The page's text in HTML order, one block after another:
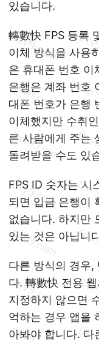
있습니다.
轉數快 FPS 등록
이체 방식을 사용
은 휴대폰 번호 이
은행은 계좌 번호
대폰 번호가 은행
이체했지만 수취
른 사람에게 주는
돌려받을 수도 있
FPS ID 숫자는 시
되면 입금 은행이
없습니다. 하지만
있는 것은 아닙니
다른 방식의 경우,
다. 轉數快 전용
지정하지 않으면
억하는 경우 앱을
아봐야 합니다. 다